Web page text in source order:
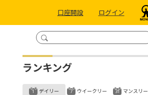
口座開設 ログイン
ランキング
デイリー ウイークリー マンスリー